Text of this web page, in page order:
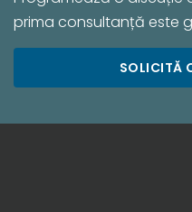
prima consultanță este
SOLICITĂ